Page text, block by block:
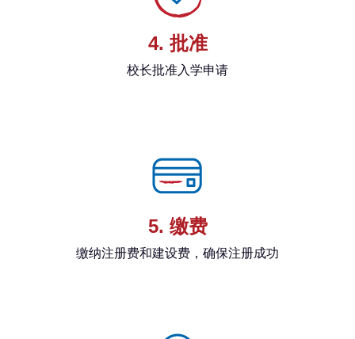
4. 批准
校长批准入学申请
5. 缴费
缴纳注册费和建设费，确保注册成功